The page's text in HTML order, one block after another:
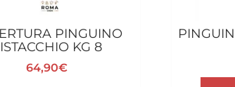
PINGUINO
KG 8
64,90€